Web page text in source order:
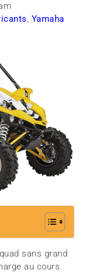
, Yamaha
sans grand
au cours